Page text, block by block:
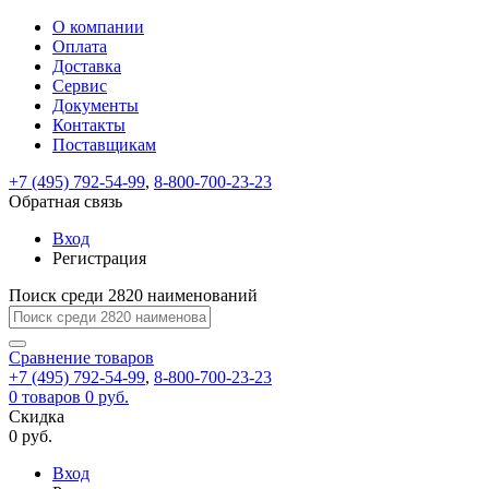
ВходРегистрация
test@example.com
отправлена
по
ней
завершения
регистрации.
Ок
Запомнить
меня
Забыли
Восстановление
пароля
Заполните
форму.
Мы
отправим
ссылку
указанный
электронный
перейдя
по
которой
вы
задать
На
вашу
почту
test@test.ru
ссылка.
Перейдите
по
для
смены
пароля.
Введите
новый
пароль
Сменить
Пароль
успешно
восстановлен
Обратная
связь
Сообщение
пользовательского
сообщение
успешно
отправлено.
О компании
Оплата
Доставка
Сервис
Документы
Контакты
Поставщикам
+7 (495) 792-54-99, 8-800-700-23-23
Обратная связь
Вход
Регистрация
Поиск среди 2820 наименований
Сравнение товаров
+7 (495) 792-54-99, 8-800-700-23-23
0 товаров 0 руб.
Скидка
0 руб.
Вход